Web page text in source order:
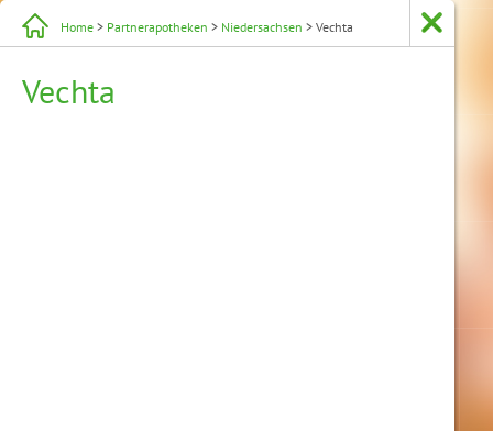
Home > Partnerapotheken > Niedersachsen > Vechta
Vechta